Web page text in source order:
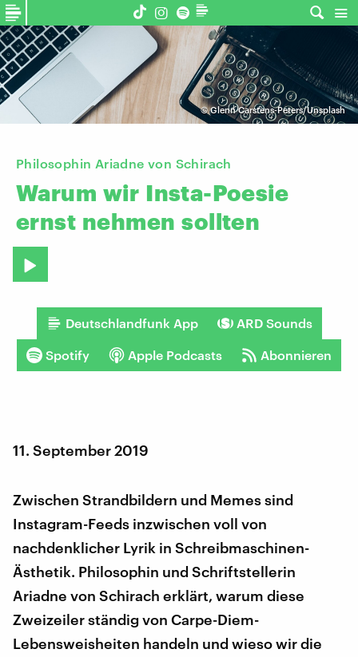
©Glenn Carstens-Peters/Unsplash
Philosophin Ariadne von Schirach
Warum wir Insta-Poesie
ernst nehmen sollten
Deutschlandfunk App ARD Sounds
Spotify Apple Podcasts Abonnieren
11. September 2019
Zwischen Strandbildern und Memes sind
Instagram-Feeds inzwischen voll von
nachdenklicher Lyrik in Schreibmaschinen-
Ästhetik. Philosophin und Schriftstellerin
Ariadne von Schirach erklärt, warum diese
Zweizeiler ständig von Carpe-Diem-
Lebensweisheiten handeln und wieso wir die